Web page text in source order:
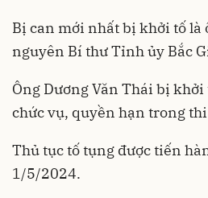
Bị can mới nhất bị khởi tố là
nguyên Bí thư Tỉnh ủy Bắc
Ông Dương Văn Thái bị
chức vụ, quyền hạn trong
Thủ tục tố tụng được tiến
1/5/2024.